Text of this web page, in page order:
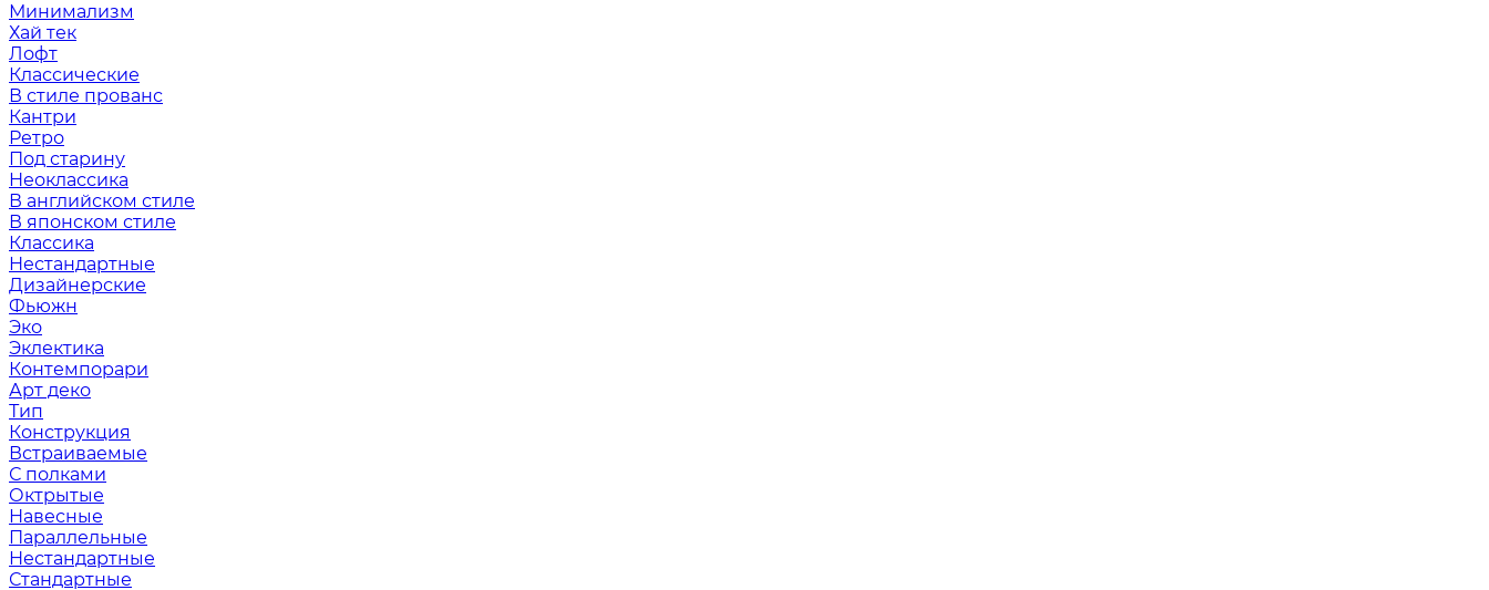
Минимализм
Хай тек
Лофт
Классические
В стиле прованс
Кантри
Ретро
Под старину
Неоклассика
В английском стиле
В японском стиле
Классика
Нестандартные
Дизайнерские
Фьюжн
Эко
Эклектика
Контемпорари
Арт деко
Тип
Конструкция
Встраиваемые
С полками
Октрытые
Навесные
Параллельные
Нестандартные
Стандартные